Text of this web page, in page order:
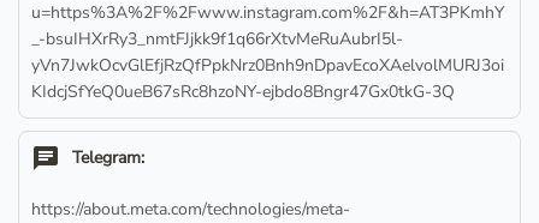
u=https%3A%2F%2Fwww.instagram.com%2F&h=AT3PKmhY
_-bsuIHXrRy3_nmtFJjkk9f1q66rXtvMeRuAubrI5l-
yVn7JwkOcvGlEfjRzQfPpkNrz0Bnh9nDpavEcoXAelvolMURJ3oi
KIdcjSfYeQ0ueB67sRc8hzoNY-ejbdo8Bngr47Gx0tkG-3Q
chat Telegram:
https://about.meta.com/technologies/meta-